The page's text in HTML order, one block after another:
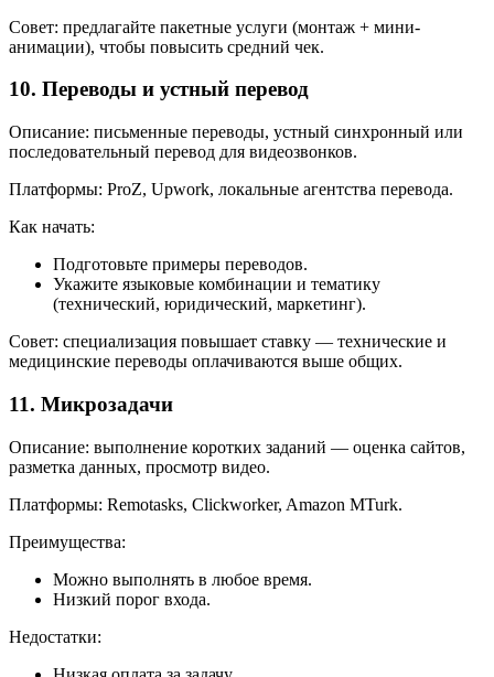
Совет: предлагайте пакетные услуги (монтаж + мини-
анимации), чтобы повысить средний чек.
10. Переводы и устный перевод
Описание: письменные переводы, устный синхронный или
последовательный перевод для видеозвонков.
Платформы: ProZ, Upwork, локальные агентства перевода.
Как начать:
Подготовьте примеры переводов.
Укажите языковые комбинации и тематику
(технический, юридический, маркетинг).
Совет: специализация повышает ставку — технические и
медицинские переводы оплачиваются выше общих.
11. Микрозадачи
Описание: выполнение коротких заданий — оценка сайтов,
разметка данных, просмотр видео.
Платформы: Remotasks, Clickworker, Amazon MTurk.
Преимущества:
Можно выполнять в любое время.
Низкий порог входа.
Недостатки: